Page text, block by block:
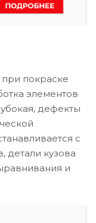
покраске
элементов
дефекты
с
детали кузова
и